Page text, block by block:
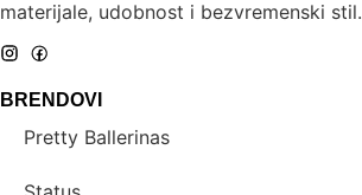
materijale, udobnost i bezvremenski stil.
BRENDOVI
Pretty Ballerinas